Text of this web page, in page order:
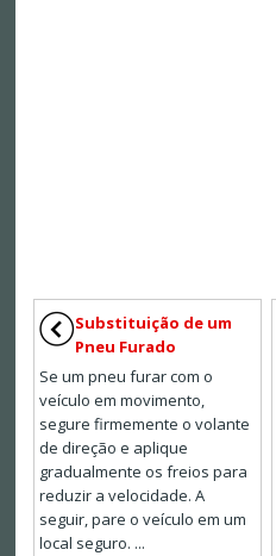
Substituição de um
Pneu Furado
Se um pneu furar com o
veículo em movimento,
segure firmemente o volante
de direção e aplique
gradualmente os freios para
reduzir a velocidade. A
seguir, pare o veículo em um
local seguro. ...